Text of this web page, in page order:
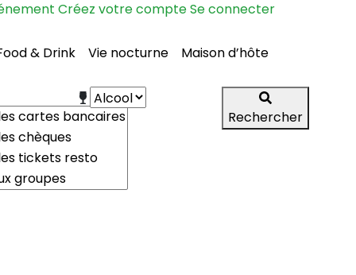
Créez votre compteSe connecter
& Drink Vie nocturne Maison d’hôte
Rechercher